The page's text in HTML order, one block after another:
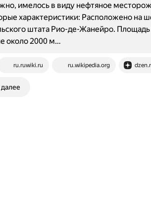
ru.ruwiki.ru ru.wikipedia.org
имелось в виду нефтяное
характеристики: Расположено на
штата Рио-де-Жанейро.
около 2000 м…